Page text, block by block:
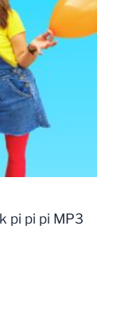
pi pi pi MP3